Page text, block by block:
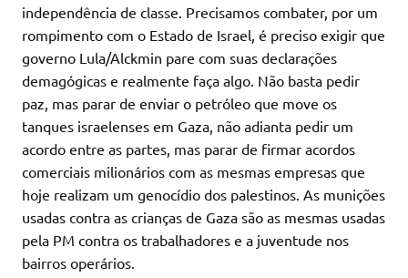
independência de classe. Precisamos combater, por um
rompimento com o Estado de Israel, é preciso exigir que
governo Lula/Alckmin pare com suas declarações
demagógicas e realmente faça algo. Não basta pedir
paz, mas parar de enviar o petróleo que move os
tanques israelenses em Gaza, não adianta pedir um
acordo entre as partes, mas parar de firmar acordos
comerciais milionários com as mesmas empresas que
hoje realizam um genocídio dos palestinos. As munições
usadas contra as crianças de Gaza são as mesmas usadas
pela PM contra os trabalhadores e a juventude nos
bairros operários.